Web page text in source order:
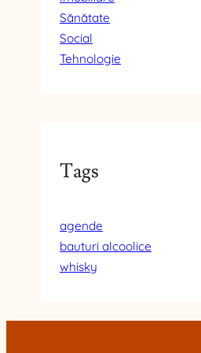
Sănătate
Social
Tehnologie
Tags
agende
bauturi alcoolice
whisky